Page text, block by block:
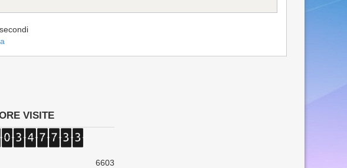
VISITE
6603